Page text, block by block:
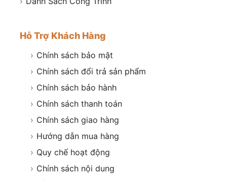
Hỗ Trợ Khách Hàng
› Chính sách bảo mật
› Chính sách đổi trả sản phẩm
› Chính sách bảo hành
› Chính sách thanh toán
› Chính sách giao hàng
› Hướng dẫn mua hàng
› Quy chế hoạt động
› Chính sách nội dung